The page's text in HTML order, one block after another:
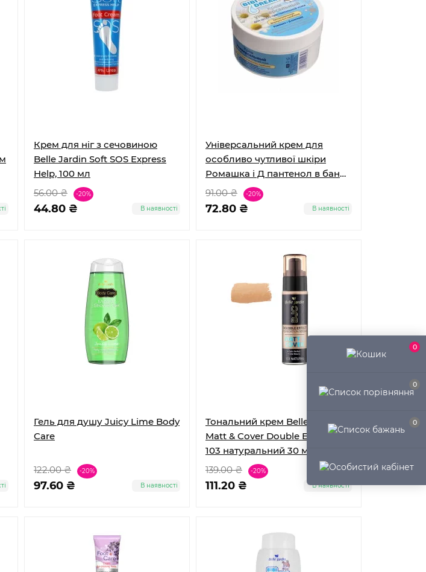
0
0
0
Крем для ніг з сечовиною
Belle Jardin Soft SOS Express
Help, 100 мл
56.00 ₴
-20%
44.80 ₴ В наявності
Універсальний крем для
особливо чутливої шкіри
Ромашка і Д пантенол в банці,
Bibi Dream Belle Jardin
91.00 ₴ -20%
72.80 ₴ В наявності
Гель для душу Juicy Lime Body
Care
122.00 ₴ -20%
97.60 ₴ В наявності
Тональний крем Belle Jardin
Matt & Cover Double Effect №
103 натуральний 30 мл
139.00 ₴
-20%
111.20 ₴ В наявності